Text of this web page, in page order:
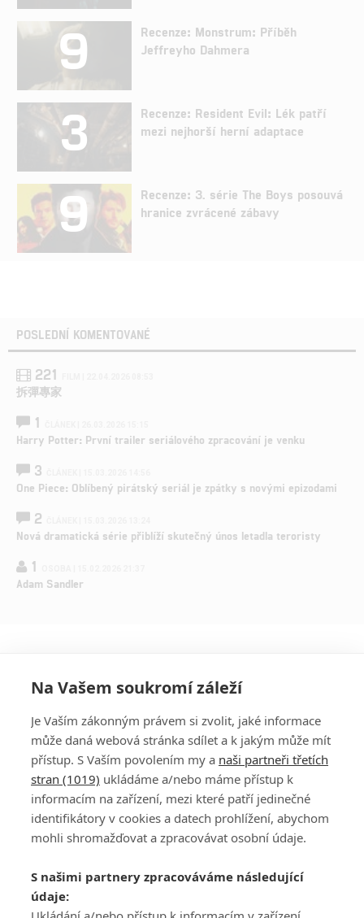
9
Recenze: Monstrum: Příběh
Jeffreyho Dahmera
3
Recenze: Resident Evil: Lék patří
mezi nejhorší herní adaptace
9
Recenze: 3. série The Boys posouvá
hranice zvrácené zábavy
POSLEDNÍ KOMENTOVANÉ
221
拆彈專家
1
Harry Potter: První trailer seriálového zpracování je venku
3
One Piece: Oblíbený pirátský seriál je zpátky s novými epizodami
2
Nová dramatická série přiblíží skutečný únos letadla teroristy
1
Adam Sandler
PŘIHLÁSIT
REGISTROVAT
DISKUZE
Šéfredaktorkou webu jePetr Slavík, e-mailserialy@fandimefilmu.cz
Máte-li zájem o inzerci na našem webu napište nám na e-mail
Na Vašem soukromí záleží
Je Vaším zákonným právem si zvolit, jaké informace
může daná webová stránka sdílet a k jakým může mít
přístup. S Vaším povolením my a naši partneři třetích
stran (1019) ukládáme a/nebo máme přístup k
informacím na zařízení, mezi které patří jedinečné
identifikátory v cookies a datech prohlížení, abychom
mohli shromažďovat a zpracovávat osobní údaje.
S našimi partnery zpracováváme následující
údaje: